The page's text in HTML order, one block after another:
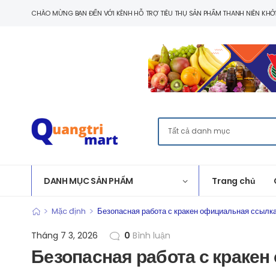
CHÀO MỪNG BẠN ĐẾN VỚI KÊNH HỖ TRỢ TIÊU THỤ SẢN PHẨM THANH NIÊN
DANH MỤC SẢN PHẨM Trang chủ
> Mặc định > Безопасная работа с кракен официальная
Tháng 7 3, 2026 0 Bình luận
Безопасная работа с